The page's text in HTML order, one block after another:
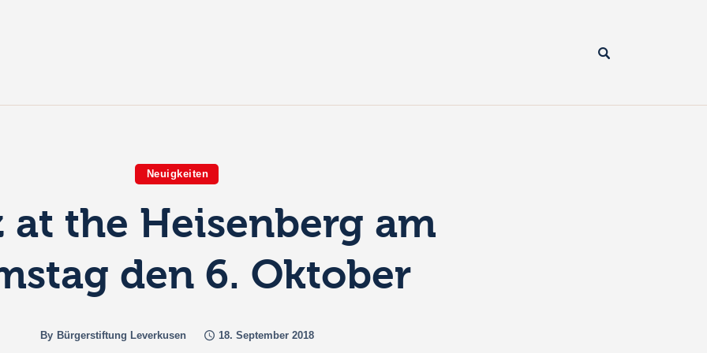
Neuigkeiten
at the Heisenberg am
den 6. Oktober
By Bürgerstiftung Leverkusen 18. September 2018